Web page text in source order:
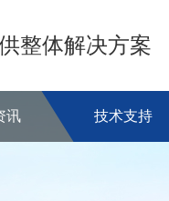
整体解决方案
讯 技术支持